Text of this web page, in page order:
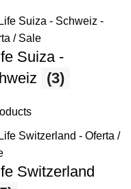
Suiza -
(3)
Switzerland